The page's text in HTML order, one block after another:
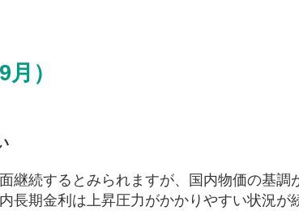
）
継続するとみられますが、国内物価の基調
長期金利は上昇圧力がかかりやすい状況が